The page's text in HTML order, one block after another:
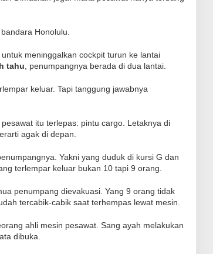
Honolulu.
meninggalkan cockpit turun ke lantai
tahu, penumpangnya berada di dua lantai.
keluar. Tapi tanggung jawabnya
itu terlepas: pintu cargo. Letaknya di
agak di depan.
Yakni yang duduk di kursi G dan
terlempar keluar bukan 10 tapi 9 orang.
penumpang dievakuasi. Yang 9 orang tidak
tercabik-cabik saat terhempas lewat mesin.
ahli mesin pesawat. Sang ayah melakukan
dibuka.